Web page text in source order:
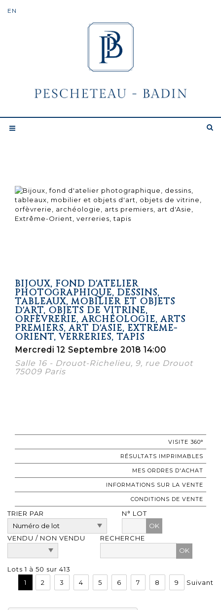
BIJOUX, FOND D'ATELIER
PHOTOGRAPHIQUE, DESSINS,
TABLEAUX, MOBILIER ET OBJETS
D'ART, OBJETS DE VITRINE,
ORFÈVRERIE, ARCHÉOLOGIE, ARTS
PREMIERS, ART D'ASIE, EXTRÊME-
ORIENT, VERRERIES, TAPIS
Mercredi 12 Septembre 2018 14:00
Salle 16 - Drouot-Richelieu, 9, rue Drouot
75009 Paris
VISITE 360°
RÉSULTATS IMPRIMABLES
MES ORDRES D'ACHAT
INFORMATIONS SUR LA VENTE
CONDITIONS DE VENTE
TRIER PAR
N° LOT
OK
VENDU / NON VENDU
RECHERCHE
Lots 1 à 50 sur 413
1
2 3 4 5 6 7 8 9 Suivant